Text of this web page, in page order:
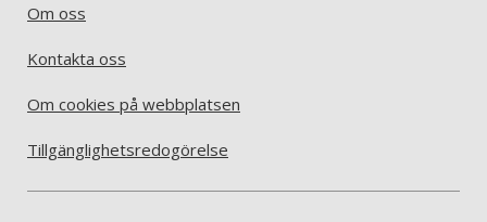
Om oss
Kontakta oss
Om cookies på webbplatsen
Tillgänglighetsredogörelse